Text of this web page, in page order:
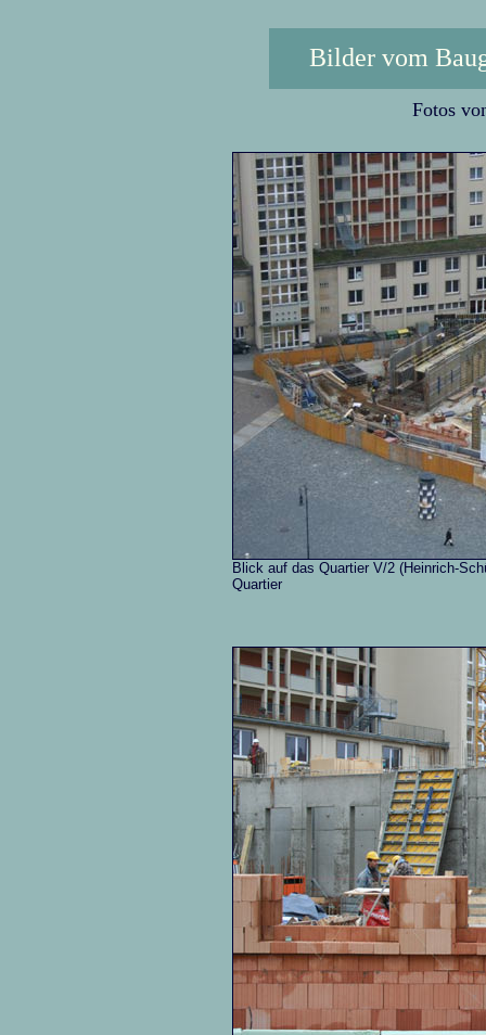
Bilder vom
Fotos
Blick auf das Quartier V/2 (Heinrich-
Quartier